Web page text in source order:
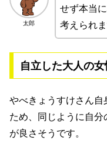
太郎
せず本当
考えられま
自立した大人の
やべきょうすけさん自
ため、同じように自
が良さそうです。